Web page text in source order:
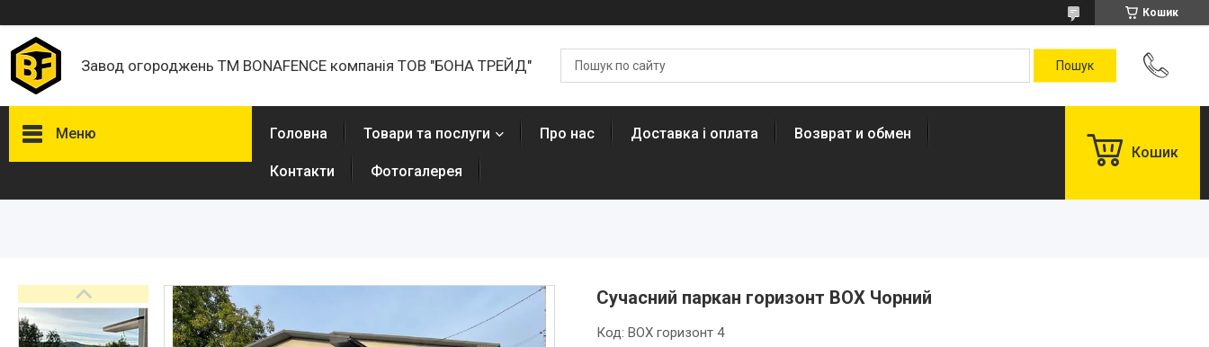
Кошик
Завод огороджень ТМ BONAFENCE компанія ТОВ "БОНА ТРЕЙД"
Меню Головна Товари та послуги Про нас Доставка і оплата Возврат и обмен
Контакти Фотогалерея
Кошик
Сучасний паркан горизонт BOX Чорний
Код: BOX горизонт 4